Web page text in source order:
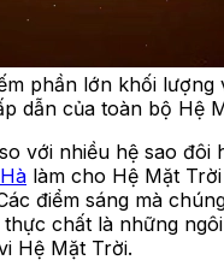
phần lớn khối lượng
dẫn của toàn bộ Hệ
với nhiều hệ sao đôi
làm cho Hệ Mặt
điểm sáng mà
chất là những
Hệ Mặt Trời.